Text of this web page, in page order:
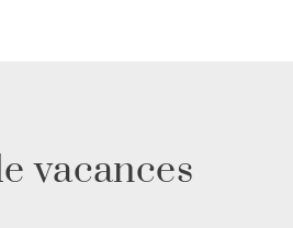
vacances